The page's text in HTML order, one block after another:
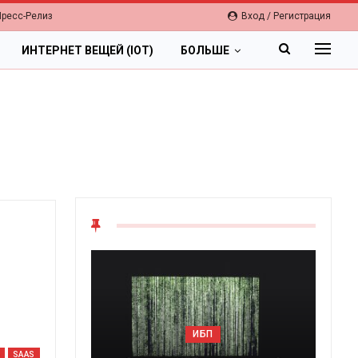
Вход / Регистрация
Релиз
ИНТЕРНЕТ ВЕЩЕЙ (IOT) БОЛЬШЕ
SAAS